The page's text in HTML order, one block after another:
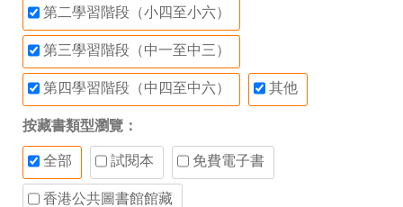
第二學習階段（小四至小六）
第三學習階段（中一至中三）
第四學習階段（中四至中六） 其他
按藏書類型瀏覽：
全部 試閱本 免費電子書
香港公共圖書館館藏